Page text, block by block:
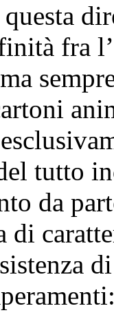
fra
tutto
da
di